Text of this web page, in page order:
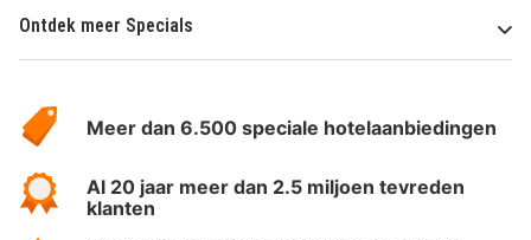
Ontdek meer Specials
HotelSpecials
Meer dan 6.500 speciale hotelaanbiedingen
Al 20 jaar meer dan 2.5 miljoen tevreden
klanten